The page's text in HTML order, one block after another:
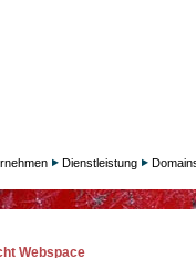
Dienstleistung
Webspace